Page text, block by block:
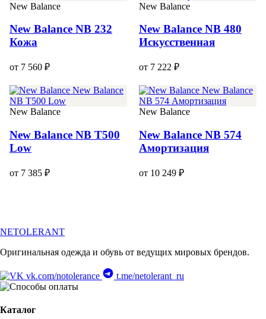
New Balance
New Balance NB 232
Кожа
от 7 560 ₽
New Balance
New Balance NB 480
Искусственная
от 7 222 ₽
New Balance
New Balance NB T500
Low
от 7 385 ₽
New Balance
New Balance NB 574
Амортизация
от 10 249 ₽
NETOLERANT
Оригинальная одежда и обувь от ведущих мировых брендов.
vk.com/notolerance t.me/netolerant_ru
Каталог